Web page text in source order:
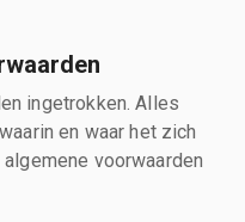
ingetrokken. Alles
en waar het zich
voorwaarden